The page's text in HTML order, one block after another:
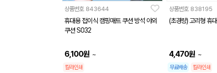
상품번호 843644
휴대용 접이식 캠핑매트 쿠션 방석 야외
쿠션 S032
6,100원 ~
칼라인쇄
상품번호 838195
(초경량) 고리형 휴
4,470원 ~
무료배송 칼라인쇄